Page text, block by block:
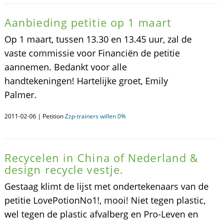
Aanbieding petitie op 1 maart
Op 1 maart, tussen 13.30 en 13.45 uur, zal de
vaste commissie voor Financiën de petitie
aannemen. Bedankt voor alle
handtekeningen! Hartelijke groet, Emily
Palmer.
2011-02-06 | PetitionZzp-trainers willen 0%
Recycelen in China of Nederland &
design recycle vestje.
Gestaag klimt de lijst met ondertekenaars van de
petitie LovePotionNo1!, mooi! Niet tegen plastic,
wel tegen de plastic afvalberg en Pro-Leven en